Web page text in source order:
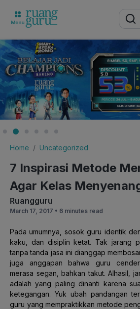
for:
Home Uncategorized
7 Inspirasi Metode
Agar Kelas
Ruangguru
March 17, 2017 • 6 minutes read
Pada umumnya, sosok guru identik
kaku, dan disiplin ketat. Tak jarang
tanpa tanda jasa ini dianggap
juga anggapan bahwa guru
merasa segan, bahkan takut. Alhasil,
adalah yang paling dinanti karena
ketegangan. Yuk ubah pandangan
guru yang mempraktikkan metode